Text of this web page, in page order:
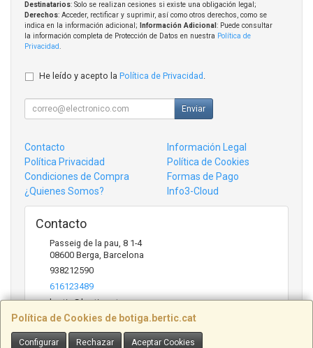
Política de Cookies de botiga.bertic.cat
Configurar Rechazar Aceptar Cookies
Destinatarios: Solo se realizan cesiones si existe una obligación legal;
Derechos: Acceder, rectificar y suprimir, así como otros derechos, como se
indica en la información adicional;
Información Adicional : Puede consultar
la información completa de Protección de Datos en nuestra Política de
Privacidad
He leído y acepto la Política de Privacidad .
Enviar
Contacto
Información Legal
Política Privacidad
Política de Cookies
Condiciones de Compra
Formas de Pago
¿Quienes Somos?
Info3-Cloud
Contacto
Passeig de la pau, 8 1-4
08600 Berga, Barcelona
938212590
616123489
bertic@bertic.cat